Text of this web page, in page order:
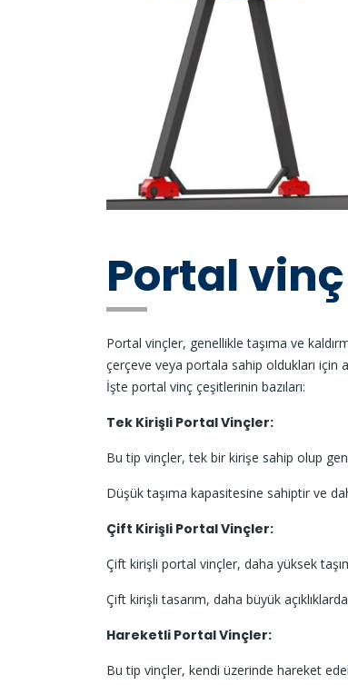
Portal
Portal vinçler, genellikle taşıma ve
çerçeve veya portala sahip oldukları için
İşte portal vinç çeşitlerinin bazıları:
Tek Kirişli Portal Vinçler:
Bu tip vinçler, tek bir kirişe sahip olup
Düşük taşıma kapasitesine sahiptir ve
Çift Kirişli Portal Vinçler:
Çift kirişli portal vinçler, daha yüksek
Çift kirişli tasarım, daha büyük
Hareketli Portal Vinçler:
Bu tip vinçler, kendi üzerinde hareket